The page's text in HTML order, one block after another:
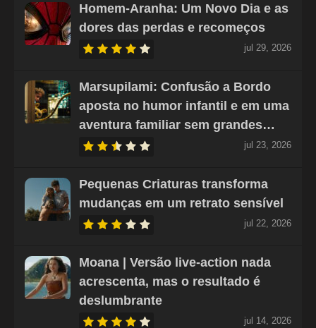
Homem-Aranha: Um Novo Dia e as
dores das perdas e recomeços
jul 29, 2026
Marsupilami: Confusão a Bordo
aposta no humor infantil e em uma
aventura familiar sem grandes…
jul 23, 2026
Pequenas Criaturas transforma
mudanças em um retrato sensível
jul 22, 2026
Moana | Versão live-action nada
acrescenta, mas o resultado é
deslumbrante
jul 14, 2026